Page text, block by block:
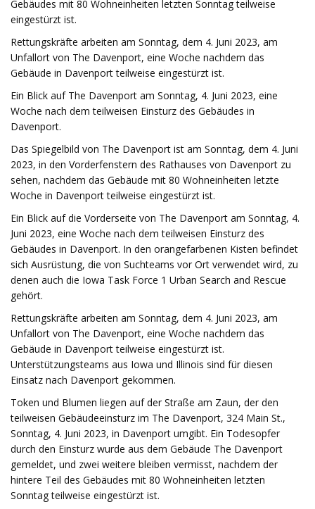
Gebäudes mit 80 Wohneinheiten letzten Sonntag teilweise
eingestürzt ist.
Rettungskräfte arbeiten am Sonntag, dem 4. Juni 2023, am
Unfallort von The Davenport, eine Woche nachdem das
Gebäude in Davenport teilweise eingestürzt ist.
Ein Blick auf The Davenport am Sonntag, 4. Juni 2023, eine
Woche nach dem teilweisen Einsturz des Gebäudes in
Davenport.
Das Spiegelbild von The Davenport ist am Sonntag, dem 4. Juni
2023, in den Vorderfenstern des Rathauses von Davenport zu
sehen, nachdem das Gebäude mit 80 Wohneinheiten letzte
Woche in Davenport teilweise eingestürzt ist.
Ein Blick auf die Vorderseite von The Davenport am Sonntag, 4.
Juni 2023, eine Woche nach dem teilweisen Einsturz des
Gebäudes in Davenport. In den orangefarbenen Kisten befindet
sich Ausrüstung, die von Suchteams vor Ort verwendet wird, zu
denen auch die Iowa Task Force 1 Urban Search and Rescue
gehört.
Rettungskräfte arbeiten am Sonntag, dem 4. Juni 2023, am
Unfallort von The Davenport, eine Woche nachdem das
Gebäude in Davenport teilweise eingestürzt ist.
Unterstützungsteams aus Iowa und Illinois sind für diesen
Einsatz nach Davenport gekommen.
Token und Blumen liegen auf der Straße am Zaun, der den
teilweisen Gebäudeeinsturz im The Davenport, 324 Main St.,
Sonntag, 4. Juni 2023, in Davenport umgibt. Ein Todesopfer
durch den Einsturz wurde aus dem Gebäude The Davenport
gemeldet, und zwei weitere bleiben vermisst, nachdem der
hintere Teil des Gebäudes mit 80 Wohneinheiten letzten
Sonntag teilweise eingestürzt ist.